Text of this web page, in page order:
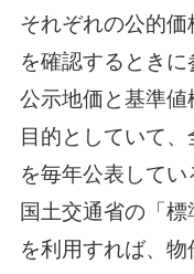
それぞれの公的
を確認するときに
公示地価と基準
目的としていて
を毎年公表してい
国土交通省の「標
を利用すれば、